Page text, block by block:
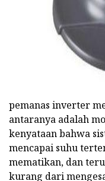
pemanas inverter
antaranya adalah
kenyataan bahwa
mencapai suhu
mematikan, dan
kurang dari